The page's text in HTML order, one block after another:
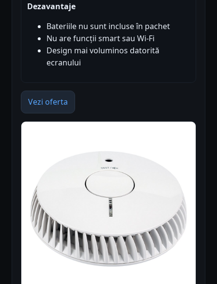
Dezavantaje
Bateriile nu sunt incluse în pachet
Nu are funcții smart sau Wi-Fi
Design mai voluminos datorită
ecranului
Vezi oferta